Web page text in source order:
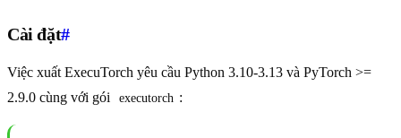
Cài đặt#
Việc xuất ExecuTorch yêu cầu Python 3.10-3.13 và PyTorch >=
2.9.0 cùng với gói
executorch :